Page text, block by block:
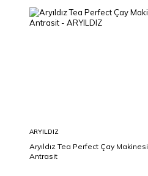
ARYILDIZ
Aryıldız Tea Perfect Çay Makinesi
Antrasit